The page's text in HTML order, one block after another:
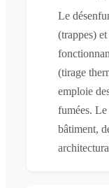
Le
(trappes)
(tirage
emploie
fumées.
bâtiment,